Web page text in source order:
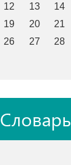
12 13 14
19 20 21
26 27 28
Словарь